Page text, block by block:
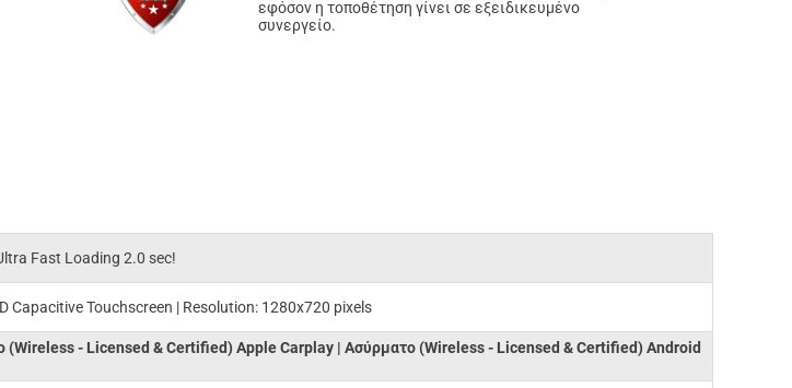
εφόσον η τοποθέτηση γίνει σε εξειδικευμένο
συνεργείο.
Fast Loading 2.0 sec!
Capacitive Touchscreen | Resolution: 1280x720 pixels
(Wireless - Licensed & Certified) Apple Carplay | Ασύρματο (Wireless - Licensed & Certified) Android